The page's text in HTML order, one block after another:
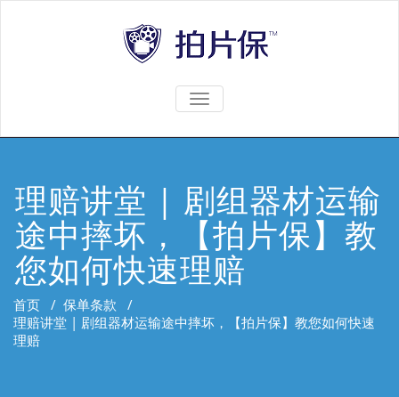
TOGGLE
理赔讲堂 | 剧组器材运输
途中摔坏，【拍片保】教
您如何快速理赔
首页 / 保单条款 /
理赔讲堂 | 剧组器材运输途中摔坏，【拍片保】教您如何快速
理赔